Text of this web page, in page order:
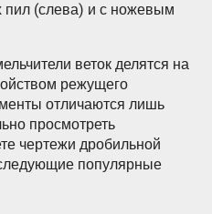
пил (слева) и с ножевым
веток делятся на
режущего
отличаются лишь
просмотреть
чертежи дробильной
популярные